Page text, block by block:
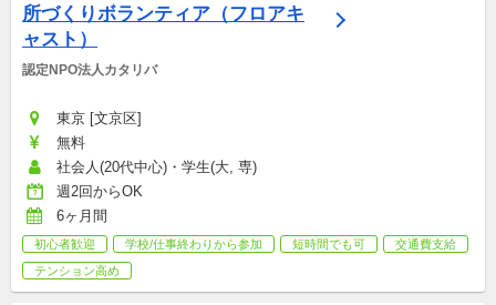
所づくりボランティア（フロアキ
ャスト）
認定NPO法人カタリバ
東京 [文京区]
無料
社会人(20代中心)・学生(大, 専)
週2回からOK
6ヶ月間
初心者歓迎 学校/仕事終わりから参加 短時間でも可
交通費支給
テンション高め